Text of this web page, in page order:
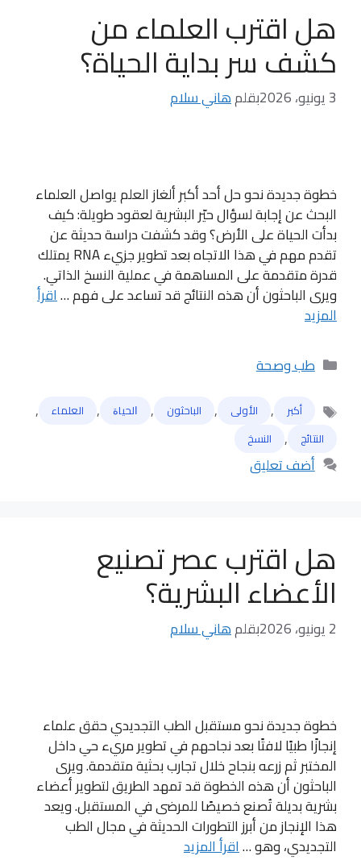
هل اقترب العلماء من
كشف سر بداية الحياة؟
3 يونيو، 2026 بقلمهاني سلام
خطوة جديدة نحو حل أحد أكبر ألغاز العلم يواصل العلماء
البحث عن إجابة لسؤال حيّر البشرية لعقود طويلة: كيف
بدأت الحياة على الأرض؟ وقد كشفت دراسة حديثة عن
تقدم مهم في هذا الاتجاه بعد تطوير جزيء RNA يمتلك
قدرة متقدمة على المساهمة في عملية النسخ الذاتي.
ويرى الباحثون أن هذه النتائج قد تساعد على فهم …اقرأ
المزيد
التصنيفات
طب وصحة
الوسوم
أكبر , الأولى , الباحثون , ﺍﻟﺤﻴﺎﺓ , العلماء ,
النتائج , النسخ
أضف تعليق
هل اقترب عصر تصنيع
الأعضاء البشرية؟
2 يونيو، 2026 بقلمهاني سلام
خطوة جديدة نحو مستقبل الطب التجديدي حقق علماء
إنجازًا طبيًا لافتًا بعد نجاحهم في تطوير مريء حي داخل
المختبر ثم زرعه بنجاح خلال تجارب بحثية متقدمة. ويرى
الباحثون أن هذه الخطوة قد تمهد الطريق لتطوير أعضاء
بشرية بديلة تُصنع خصيصًا للمرضى في المستقبل. ويعد
هذا الإنجاز من أبرز التطورات الحديثة في مجال الطب
التجديدي، وهو …اقرأ المزيد